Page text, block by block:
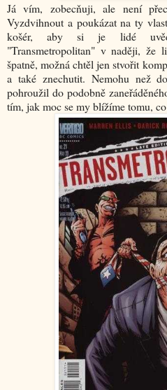
Já vím, zobecňuji, ale není
Vyzdvihnout a poukázat na ty
košér, aby si je lidé
"Transmetropolitan" v naději, že
špatně, možná chtěl jen stvořit
a také znechutit. Nemohu než
pohroužil do podobně
tím, jak moc se my blížíme tomu,